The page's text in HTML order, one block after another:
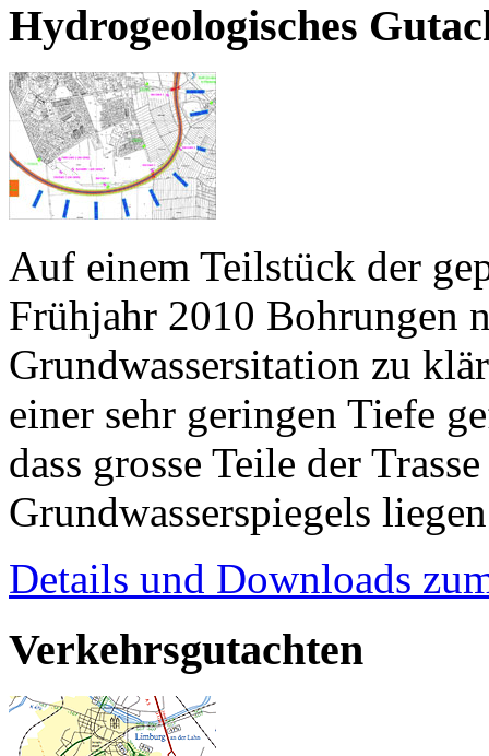
Hydrogeologisches
Auf einem Teilstück der
Frühjahr 2010 Bohrungen
Grundwassersitation zu
einer sehr geringen Tiefe
dass grosse Teile der
Grundwasserspiegels
Details und Downloads
Verkehrsgutachten